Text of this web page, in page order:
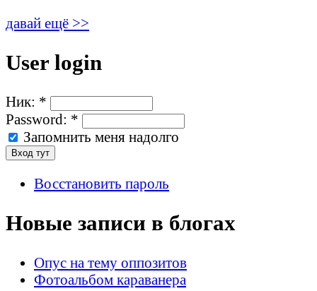
давай ещё >>
User login
Ник: *
Password: *
Запомнить меня надолго
Восстановить пароль
Новые записи в блогах
Опус на тему оппозитов
Фотоальбом караванера